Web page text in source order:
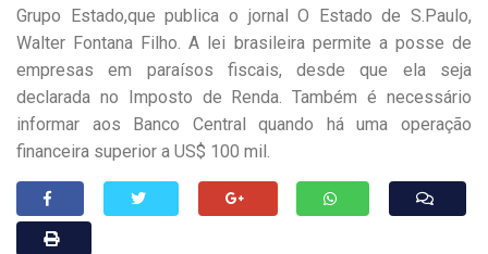
Grupo Estado,que publica o jornal O Estado de S.Paulo,
Walter Fontana Filho. A lei brasileira permite a posse de
empresas em paraísos fiscais, desde que ela seja
declarada no Imposto de Renda. Também é necessário
informar aos Banco Central quando há uma operação
financeira superior a US$ 100 mil.